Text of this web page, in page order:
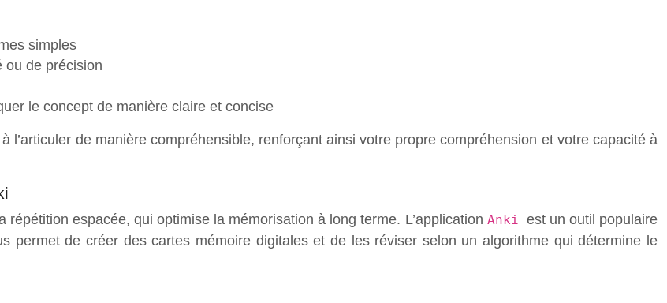
simples
ou de précision
le concept de manière claire et concise
l’articuler de manière compréhensible, renforçant ainsi votre propre compréhension et votre capacité à
espacée, qui optimise la mémorisation à long terme. L’application Anki est un outil populaire
permet de créer des cartes mémoire digitales et de les réviser selon un algorithme qui détermine le